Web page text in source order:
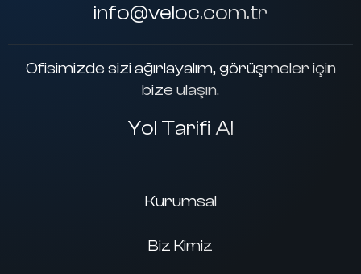
info@veloc.com.tr
Ofisimizde sizi ağırlayalım, görüşmeler için
bize ulaşın.
Yol Tarifi Al
Kurumsal
Biz Kimiz